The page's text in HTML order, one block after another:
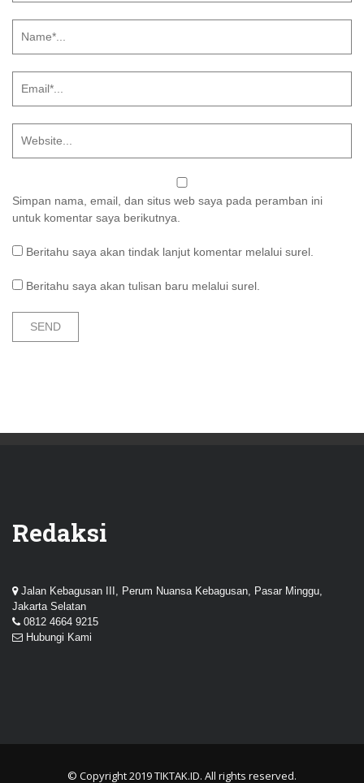
Simpan nama, email, dan situs web saya pada peramban ini
untuk komentar saya berikutnya.
Beritahu saya akan tindak lanjut komentar melalui surel.
Beritahu saya akan tulisan baru melalui surel.
Redaksi
Jalan Kebagusan III, Perum Nuansa Kebagusan, Pasar Minggu,
Jakarta Selatan
0812 4664 9215
Hubungi Kami
© Copyright 2019TIKTAK.ID. All rights reserved.